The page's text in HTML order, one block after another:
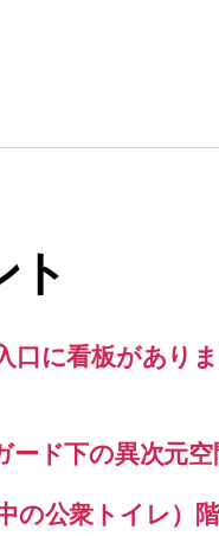
ト
口に看板がありま
ド下の異次元空
の公衆トイレ）階